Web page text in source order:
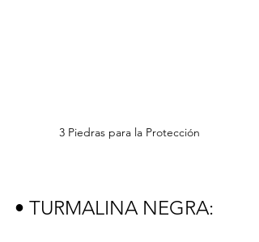
3 Piedras para la Protección
• TURMALINA NEGRA: